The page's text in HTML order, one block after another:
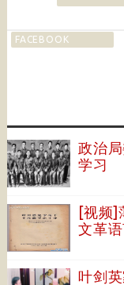
FACEBOOK
政治
学习
[视频]
文革
叶剑